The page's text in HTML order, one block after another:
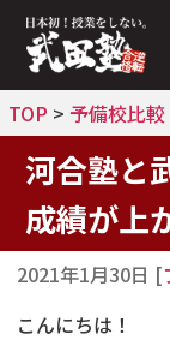
TOP > 予備校比較
河合塾と
成績が上
2021年1月30日 [
こんにちは！